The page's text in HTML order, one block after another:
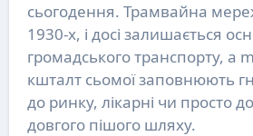
сьогодення. Трамвайна
1930-х, і досі залишається
громадського транспорту, а
кшталт сьомої заповнюють
до ринку, лікарні чи просто
довгого пішого шляху.